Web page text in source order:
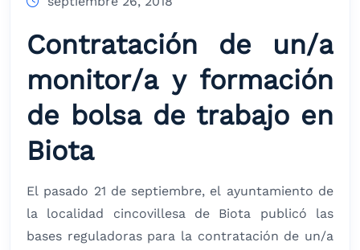
Contratación de un/a
monitor/a y formación
de bolsa de trabajo en
Biota
El pasado 21 de septiembre, el ayuntamiento de
la localidad cincovillesa de Biota publicó las
bases reguladoras para la contratación de un/a